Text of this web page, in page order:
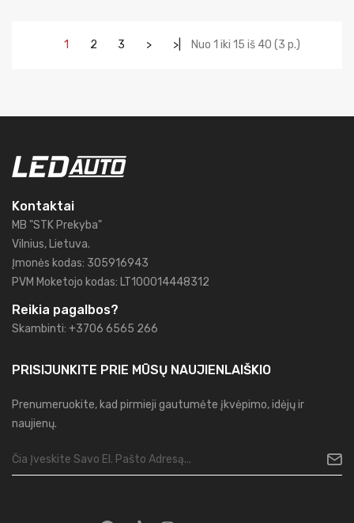
1 2 3 > >| Nuo 1 iki 15 iš 40 (3 p.)
Kontaktai
MB "STK Prekyba"
Vilnius, Lietuva.
Įmonės kodas: 305916943
PVM Moketojo kodas: LT100014448312
Reikia pagalbos?
Skambinti: +3706 6565 266
PRISIJUNKITE PRIE MŪSŲ NAUJIENLAIŠKIO
Prenumeruokite, kad pirmieji gautumėte įkvėpimo, idėjų ir
naujienų.